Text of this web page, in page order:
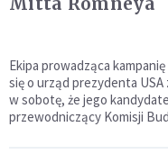
Ekipa prowadząca
się o urząd prezydenta USA
w sobotę, że jego
przewodniczący Komisji